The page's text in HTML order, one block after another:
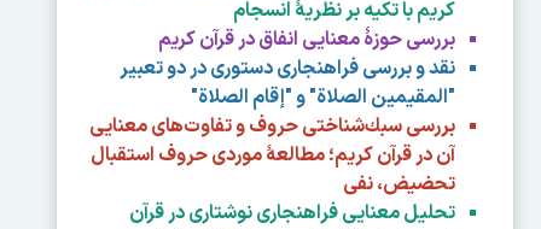
كريم با تكيه بر نظريۀ انسجام
بررسی حوزۀ معنایی انفاق در قرآن کریم
نقد و بررسی فراهنجاری دستوری در دو تعبير
"المقيمين الصلاة" و "إقام الصلاة"
بررسی سبك‌شناختی حروف و تفاوت‌های معنايی
آن در قرآن كريم؛ مطالعۀ موردی حروف استقبال
تحضيض، نفی
تحليل معنايی فراهنجاری نوشتاری در قرآن